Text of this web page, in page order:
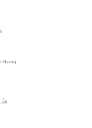
Giang